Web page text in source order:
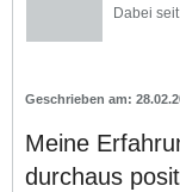
Dabei
Meine
durchaus